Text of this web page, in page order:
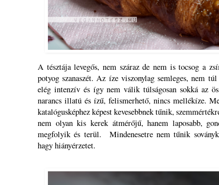
A tésztája levegős, nem száraz de nem is tocsog a
potyog szanaszét. Az íze viszonylag semleges, nem
elég intenzív és így nem válik túlságosan sokká az
narancs illatú és ízű, felismerhető, nincs mellékíze.
katalógusképhez képest kevesebbnek tűnik,
nem olyan kis kerek átmérőjű, hanem laposabb,
megfolyik és terül. Mindenesetre nem tűnik
hagy hiányérzetet.